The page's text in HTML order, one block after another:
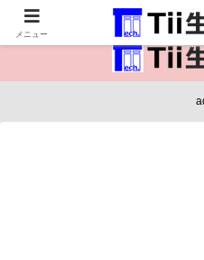
医療保健・生命・
メニュー